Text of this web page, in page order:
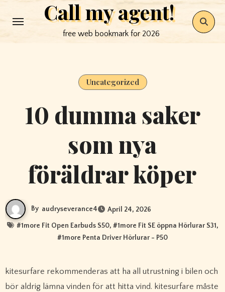
to
Call my agent!
free web bookmark for 2026
Uncategorized
10 dumma saker
som nya
föräldrar köper
By audryseverance4 April 24, 2026
#1more Fit Open Earbuds S50, #1more Fit SE öppna Hörlurar S31,
#1more Penta Driver Hörlurar - P50
kitesurfare rekommenderas att ha all utrustning i bilen och
bör aldrig lämna vinden för att hitta vind. kitesurfare måste